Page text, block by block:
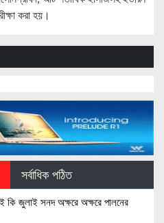
করা হয়।
সর্বাধিক পঠিত
কি জুলাই সনদ অক্ষরে অক্ষরে পালনের